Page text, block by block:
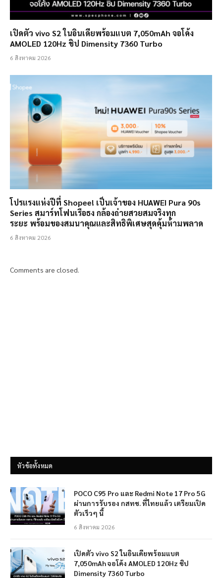
เปิดตัว vivo S2 ในอินเดียพร้อมแบต 7,050mAh จอโค้ง
AMOLED 120Hz ชิป Dimensity 7360 Turbo
6 สิงหาคม 2026
โปรแรงแห่งปีที่ Shopee! เป็นเจ้าของ HUAWEI Pura 90s
Series สมาร์ทโฟนเรือธง กล้องถ่ายสวยสมจริงทุก
ระยะ พร้อมของสมนาคุณและสิทธิพิเศษสุดคุ้มห้ามพลาด
6 สิงหาคม 2026
Comments are closed.
หัวข้อทั้งหมด
POCO C95 Pro และ Redmi Note 17 Pro 5G
ผ่านการรับรอง กสทช. ที่ไทยแล้ว เตรียมเปิด
ตัวเร็วๆ นี้
6 สิงหาคม 2026
เปิดตัว vivo S2 ในอินเดียพร้อมแบต
7,050mAh จอโค้ง AMOLED 120Hz ชิป
Dimensity 7360 Turbo